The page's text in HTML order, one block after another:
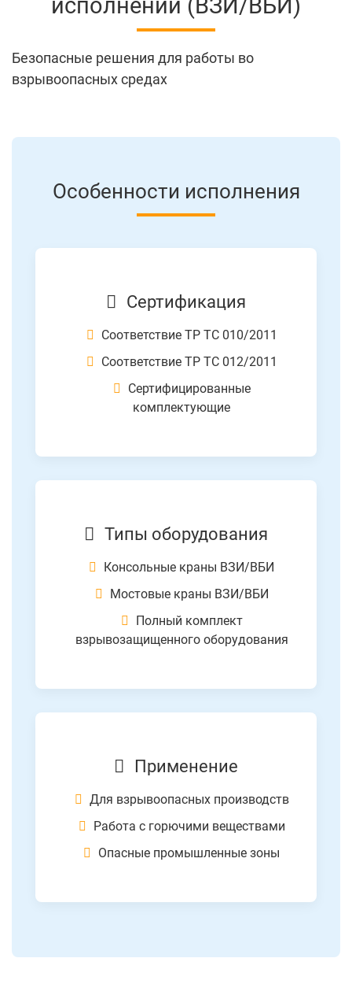
исполнении (ВЗИ/ВБИ)
Безопасные решения для работы во
взрывоопасных средах
Особенности исполнения
Сертификация
Соответствие ТР ТС 010/2011
Соответствие ТР ТС 012/2011
Сертифицированные
комплектующие
Типы оборудования
Консольные краны ВЗИ/ВБИ
Мостовые краны ВЗИ/ВБИ
Полный комплект
взрывозащищенного оборудования
Применение
Для взрывоопасных производств
Работа с горючими веществами
Опасные промышленные зоны